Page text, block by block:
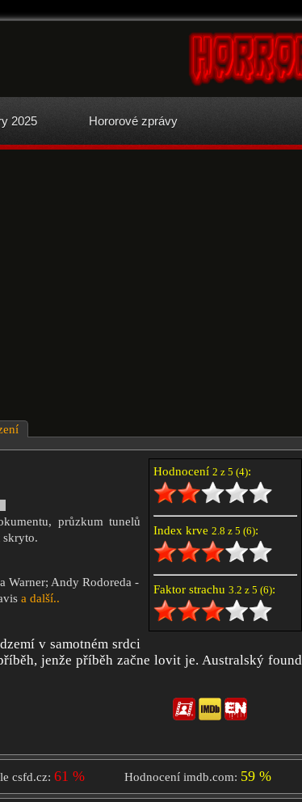
2025 Hororové zprávy
Hodnocení 2 z 5 (4):
Index krve 2.8 z 5 (6):
Faktor strachu 3.2 z 5 (6):
průzkum tunelů
skryto.
Warner; Andy Rodoreda -
a další..
v samotném srdci
jenže příběh začne lovit je. Australský found
csfd.cz: 61 % Hodnocení imdb.com: 59 %